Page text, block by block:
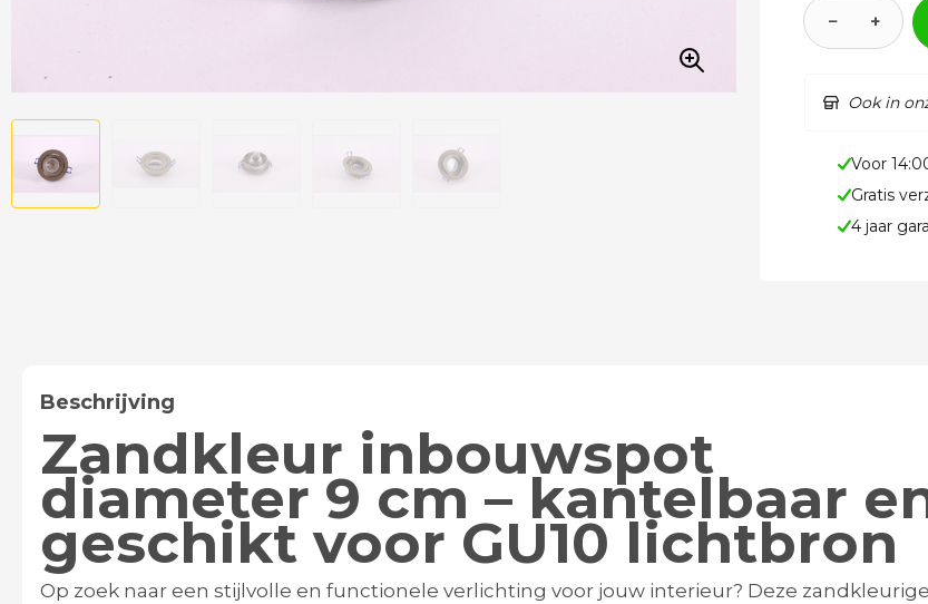
− +
Ook in
Voor
Gratis
4 jaar
Beschrijving
Zandkleur inbouwspot
diameter 9 cm – kantelbaar
geschikt voor GU10 lichtbron
Op zoek naar een stijlvolle en functionele verlichting voor jouw interieur? Deze zandkleurige